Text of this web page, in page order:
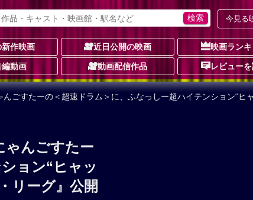
今見る
作映画 近日公開の映画 映画ラン
動画 動画配信作品 レビュー
ごすたーの＜超速ドラム＞に、ふなっしー超ハイテンション“ヒ
ゃんごすたー
ョン“ヒャッ
リーグ』公開